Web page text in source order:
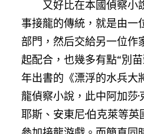
又好比在本國偵察小
事接龍的傳統，就是由一
部門，然后交給另一位作
起配合，也幾多有點“別
年出書的《漂浮的水兵大
龍偵察小說，此中阿加莎·
耶斯、安東尼·伯克萊等